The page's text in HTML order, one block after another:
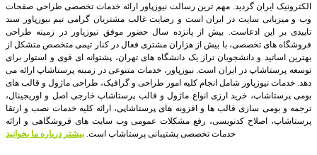
الکترونیک ایران گردید. مهم ترین رسالت نیوزپاور ارائه خدمات تخصصی طراحی صفحات
وب و میزبانی سایت در ایران است و رضایت غالب مشتریان گرامی تیم نیوزپاور سند
تاییدی بر این ادعاست. بیش از پانزده سال حضور موفق نیوزپاور در زمینه طراحی
فروشگاه های تخصصی، با بیش از هزاران مشتری فعال در کنار تیمی متخصص متشکل از
بهترین اساتید و دانشجویان تراز یک دانشگاه های تهران، پشتوانه ای قوی و استوار برای
توسعه پرستاشاپ در ایران است.نیوزپاور، خدمات متنوعی در زمینه پرستاشاپ ارائه می
دهد. خدمات نیوزپاور شامل انجام کلیه امور طراحی و گرافیک، طراحی ماژول و قالب های
بومی پرستاشاپ، خرید ارزی انواع ماژول و قالب پرستاشاپ خارجی اصل و اوریجینال،
ترجمه و بومی سازی قالب ها و افزونه های پرستاشاپی، ارائه کلیه خدمات نصب و ارتقا
پرستاشاپ، اصلاح کدنویسی، رفع مشکلات عمومی وب سایت های فروشگاهی و ارائه
خدمات تخصصی پشتیبانی پرستاشاپ است. بیشتر درباره ما بخوانید